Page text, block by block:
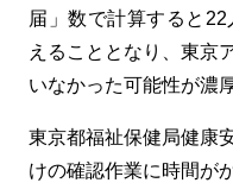
届」数で計算すると
えることとなり、東京
いなかった可能性が濃
東京都福祉保健局健康
けの確認作業に時間が